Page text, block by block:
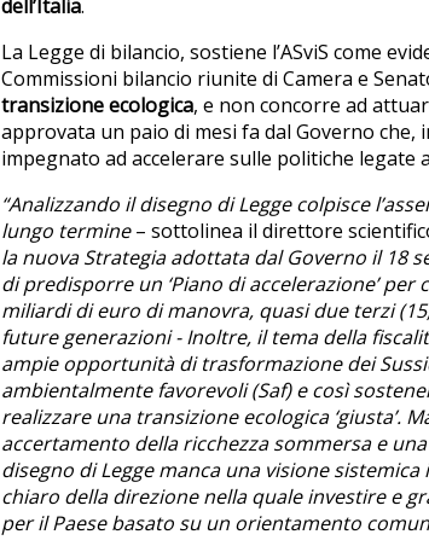
dell’Italia.
La Legge di bilancio, sostiene l’ASviS come
Commissioni bilancio riunite di Camera e
transizione ecologica, e non concorre ad
approvata un paio di mesi fa dal Governo che,
impegnato ad accelerare sulle politiche legate
“Analizzando il disegno di Legge colpisce
lungo termine– sottolinea il direttore
la nuova Strategia adottata dal Governo il 18
di predisporre un ‘Piano di accelerazione’
miliardi di euro di manovra, quasi due terzi
future generazioni - Inoltre, il tema della
ampie opportunità di trasformazione dei
ambientalmente favorevoli (Saf) e così
realizzare una transizione ecologica ‘giusta’.
accertamento della ricchezza sommersa e
disegno di Legge manca una visione
chiaro della direzione nella quale investire e
per il Paese basato su un orientamento